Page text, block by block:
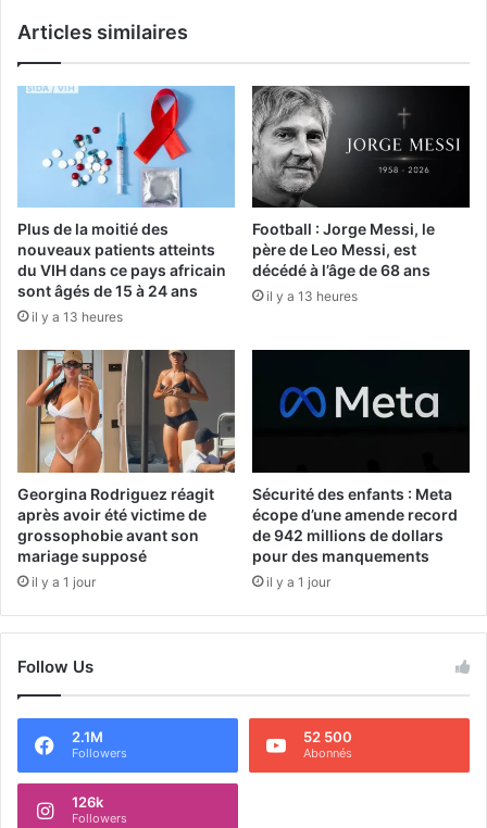
Articles similaires
Plus de la moitié des
nouveaux patients atteints
du VIH dans ce pays africain
sont âgés de 15 à 24 ans
il y a 13 heures
Football : Jorge Messi, le
père de Leo Messi, est
décédé à l’âge de 68 ans
il y a 13 heures
Georgina Rodriguez réagit
après avoir été victime de
grossophobie avant son
mariage supposé
il y a 1 jour
Sécurité des enfants : Meta
écope d’une amende record
de 942 millions de dollars
pour des manquements
il y a 1 jour
Follow Us
2.1M
Followers
52 500
Abonnés
126k
Followers